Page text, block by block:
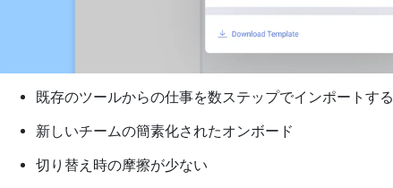
既存のツールからの仕事を数ステップでインポートする
新しいチームの簡素化されたオンボード
切り替え時の摩擦が少ない